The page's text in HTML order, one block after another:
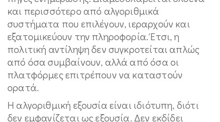
και περισσότερο από αλγοριθμικά
συστήματα που επιλέγουν, ιεραρχούν και
εξατομικεύουν την πληροφορία. Έτσι, η
πολιτική αντίληψη δεν συγκροτείται απλώς
από όσα συμβαίνουν, αλλά από όσα οι
πλατφόρμες επιτρέπουν να καταστούν
ορατά.
Η αλγοριθμική εξουσία είναι ιδιότυπη, διότι
δεν εμφανίζεται ως εξουσία. Δεν εκδίδει